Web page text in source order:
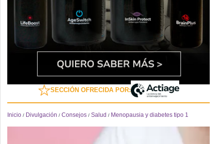
SECCIÓN OFRECIDA POR:
Inicio / Divulgación / Consejos / Salud / Menopausia y diabetes tipo 1